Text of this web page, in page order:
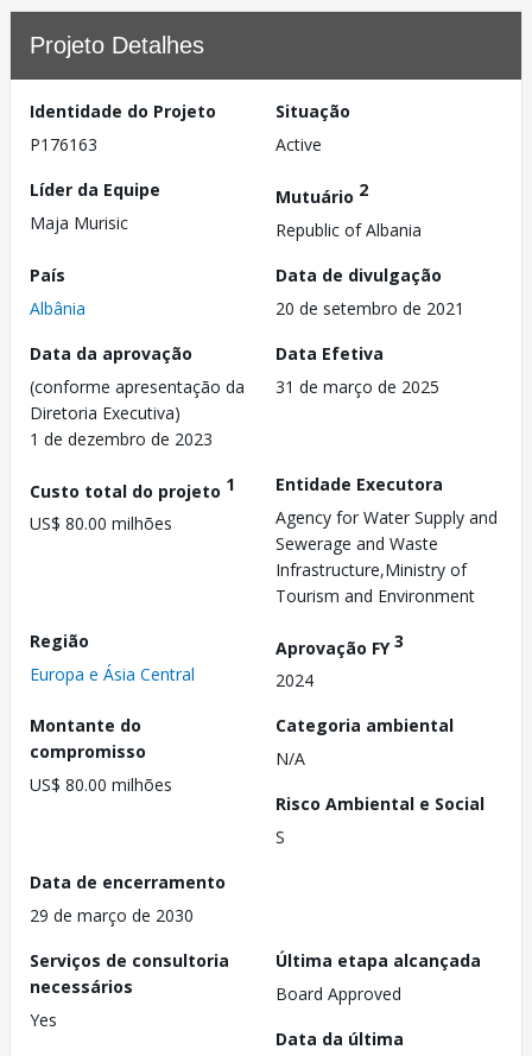
Projeto Detalhes
Identidade do Projeto
P176163
Situação
Active
Líder da Equipe
Maja Murisic
Mutuário 2
Republic of Albania
País
Albânia
Data de divulgação
20 de setembro de 2021
Data da aprovação
(conforme apresentação da
Diretoria Executiva)
1 de dezembro de 2023
Data Efetiva
31 de março de 2025
Custo total do projeto 1
US$ 80.00 milhões
Entidade Executora
Agency for Water Supply and
Sewerage and Waste
Infrastructure,Ministry of
Tourism and Environment
Região
Europa e Ásia Central
Aprovação FY3
2024
Montante do
compromisso
US$ 80.00 milhões
Categoria ambiental
N/A
Risco Ambiental e Social
S
Data de encerramento
29 de março de 2030
Serviços de consultoria
necessários
Yes
Última etapa alcançada
Board Approved
Data da última